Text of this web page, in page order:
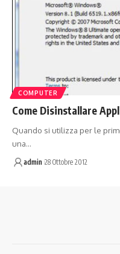
COMPUTER
Come Disinstallare
Quando si utilizza per le
una…
admin 28 Ottobre 2012